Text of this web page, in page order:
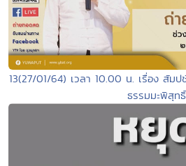
13(27/01/64) เวลา 10.00 น. เรื่อง สั
ธรรมมะพิสุทธิ์